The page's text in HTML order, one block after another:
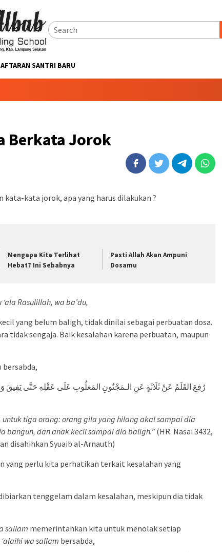
SANTRI BARU
Berkata Jorok
kata-kata jorok, apa yang harus dilakukan ?
Mengapa Kita Terlihat
Hebat? Ini Sebabnya
Pasti Allah Akan Ampuni
Dosamu
Rasulillah, wa ba’du,
yang belum baligh, tidak dinilai sebagai perbuatan dosa.
tidak sengaja. Baik kesalahan karena perbuatan, maupun
bersabda,
رُفِعَ القَلَمُ عَنْ ثَلَاثَةٍ عَنِ الـمَجْنُونِ المَغلُوبِ عَلَى عَقْلِهِ حَتَّى
tiga orang: orang gila yang hilang akal sampai dia
bangun, dan anak kecil sampai dia baligh.” (HR. Nasai 3432,
disahihkan Syuaib al-Arnauth)
yang perlu kita perhatikan terkait kesalahan yang
tenggelam dalam kesalahan, meskipun dia tidak
sallam memerintahkan kita untuk menolak setiap
wa sallam bersabda,